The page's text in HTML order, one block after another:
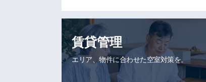
賃貸管理
エリア、物件に合わせた空室対策を。